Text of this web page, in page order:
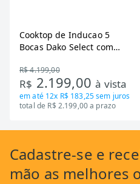
Cooktop de Inducao 5
Bocas Dako Select com
R$ 4.199,00
R$ 2.199,00à vista
em até 12x R$ 183,25sem juros
total de R$ 2.199,00 a prazo
Cadastre-se e
mão as melhores